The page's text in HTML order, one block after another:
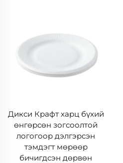
Дикси Крафт харц бүхий
өнгөрсөн зогсоолтой
логогоор дэлгэрсэн
тэмдэгт мөрөөр
бичигдсэн дөрвөн